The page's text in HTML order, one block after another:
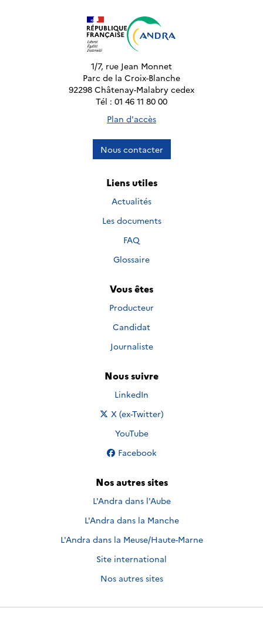
1/7, rue Jean Monnet
Parc de la Croix-Blanche
92298 Châtenay-Malabry cedex
Tél : 01 46 11 80 00
Plan d'accès
Nous contacter
Liens utiles
Actualités
Les documents
FAQ
Glossaire
Vous êtes
Producteur
Candidat
Journaliste
Nous suivre
Nous suivre sur
LinkedIn
Nous suivre sur
X (ex-Twitter)
Nous suivre sur
YouTube
Nous suivre sur
Facebook
Nos autres sites
L'Andra dans l'Aube
L'Andra dans la Manche
L'Andra dans la Meuse/Haute-Marne
Site international
Nos autres sites